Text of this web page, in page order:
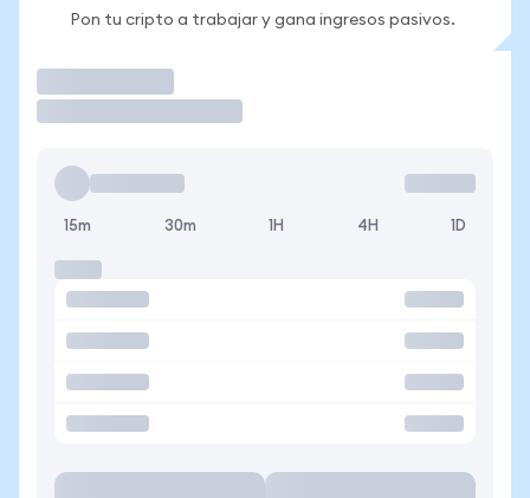
Pon tu cripto a trabajar y gana ingresos pasivos.
15m 30m 1H 4H 1D